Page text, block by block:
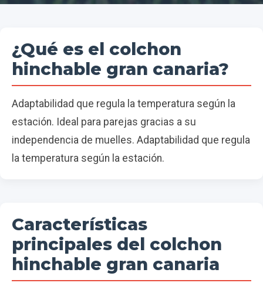
¿Qué es el colchon
hinchable gran canaria?
Adaptabilidad que regula la temperatura según la
estación. Ideal para parejas gracias a su
independencia de muelles. Adaptabilidad que regula
la temperatura según la estación.
Características
principales del colchon
hinchable gran canaria